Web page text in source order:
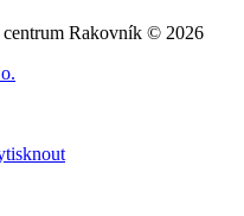
Rakovník © 2026